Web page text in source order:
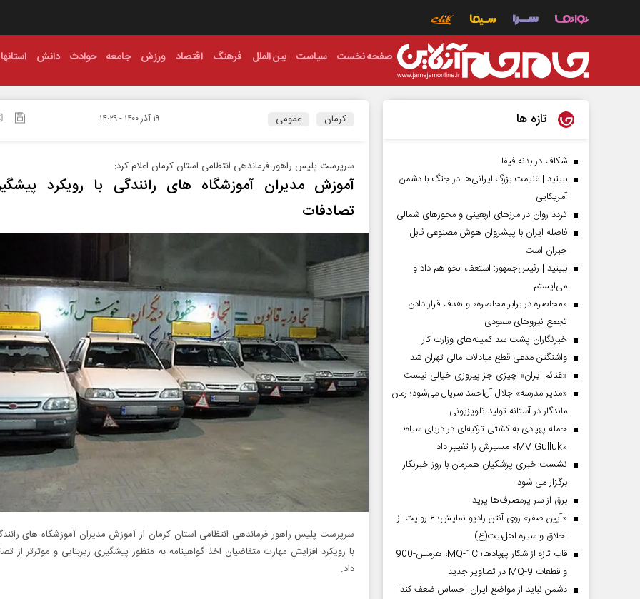
صفحه نخست سیاست بین الملل فرهنگ اقتصاد ورزش جامعه حوادث دانش استانها
کرمان عمومی ۱۹ آذر ۱۴۰۰ - ۱۴:۲۹
سرپرست پلیس راهور فرماندهی انتظامی استان کرمان اعلام کرد:
آموزش مدیران آموزشگاه های رانندگی با رویکرد
تصادفات
سرپرست پلیس راهور فرماندهی انتظامی استان کرمان از آموزش مدیران آموزشگاه های
با رویکرد افزایش مهارت متقاضیان اخذ گواهینامه به منظور پیشگیری زیربنایی و موثرتر از
داد.
تازه ها
شکاف در بدنه فیفا
ببینید | غنیمت بزرگ ایرانی‌ها در جنگ با دشمن
آمریکایی
تردد روان در مرزهای اربعینی و محورهای شمالی
فاصله ایران با پیشرو‌ان هوش مصنوعی قابل
جبران است
ببینید | رئیس‌جمهور: استعفاء نخواهم داد و
می‌ایستم
«محاصره در برابر محاصره» و هدف قرار دادن
تجمع نیروهای سعودی
خبرنگاران پشت سد کمیته‌های وزارت کار
واشنگتن مدعی قطع مبادلات مالی تهران شد
«غنائم ایران» چیزی جز پیروزی خیالی نیست
«مدیر مدرسه» جلال آل‌احمد سریال می‌شود؛ رمان
ماندگار در آستانه تولید تلویزیونی
حمله پهپادی به کشتی ترکیه‌ای در دریای سیاه؛
«MV Gulluk» مسیرش را تغییر داد
نشست خبری پزشکیان همزمان با روز خبرنگار
برگزار می شود
برق از سر پرمصرف‌ها پرید
«آیین صفر» روی آنتن رادیو نمایش؛ ۶ روایت از
اخلاق و سیره اهل‌بیت(ع)
قاب تازه از شکار پهپادها؛ MQ-1C، هرمس-900
و قطعات MQ-9 در تصاویر جدید
دشمن نباید از مواضع ایران احساس ضعف کند |